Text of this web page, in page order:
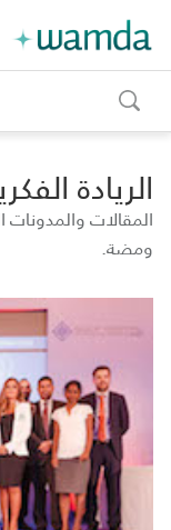
toggle
search
الريادة
المقالات
ومضة.